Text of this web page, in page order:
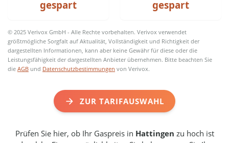
gespart gespart
© 2025 Verivox GmbH - Alle Rechte vorbehalten. Verivox verwendet
größtmögliche Sorgfalt auf Aktualität, Vollständigkeit und Richtigkeit der
dargestellten Informationen, kann aber keine Gewähr für diese oder die
Leistungsfähigkeit der dargestellten Anbieter übernehmen. Bitte beachten Sie
dieAGB und Datenschutzbestimmungen von Verivox.
ZUR TARIFAUSWAHL
Prüfen Sie hier, ob Ihr Gaspreis in Hattingen zu hoch ist